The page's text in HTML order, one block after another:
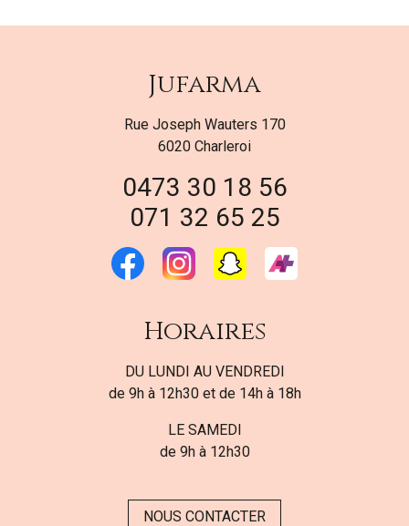
Jufarma
Rue Joseph Wauters 170
6020 Charleroi
0473 30 18 56
071 32 65 25
Horaires
DU LUNDI AU VENDREDI
de 9h à 12h30 et de 14h à 18h
LE SAMEDI
de 9h à 12h30
NOUS CONTACTER